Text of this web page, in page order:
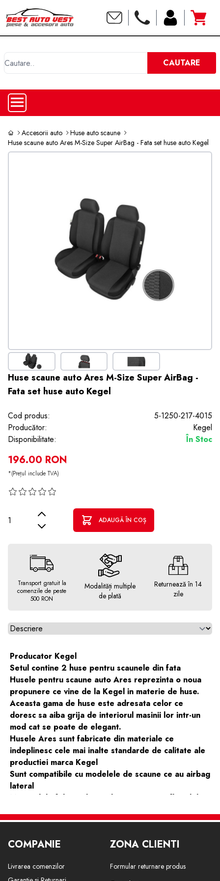
CAUTARE
Accesorii auto
Huse auto scaune
Huse scaune auto Ares M-Size Super AirBag - Fata set huse auto Kegel
Huse scaune auto Ares M-Size Super AirBag -
Fata set huse auto Kegel
Cod produs:
5-1250-217-4015
Producător:
Kegel
Disponibilitate:
În Stoc
196.00 RON
*(Prețul include TVA)
ADAUGĂ ÎN COȘ
Transport gratuit la
comenzile de peste
500 RON
Modalități multiple
de plată
Returnează în 14
zile
Alegeti tab
Producator Kegel
Setul contine 2 huse pentru scaunele din fata
Husele pentru scaune auto Ares reprezinta o noua
propunere ce vine de la Kegel in materie de huse.
Aceasta gama de huse este adresata celor ce
doresc sa aiba grija de interiorul masinii lor intr-un
mod cat se poate de elegant.
Husele Ares sunt fabricate din materiale ce
indeplinesc cele mai inalte standarde de calitate ale
productiei marca Kegel
Sunt compatibile cu modelele de scaune ce au airbag
lateral
Materialele folosite la productie nu sunt inflamabile
Husele sunt fabricate in Polonia
BMW
Seria 1 Seria 3 E36
COMPANIE
Livrarea comenzilor
ZONA CLIENTI
Formular returnare produs